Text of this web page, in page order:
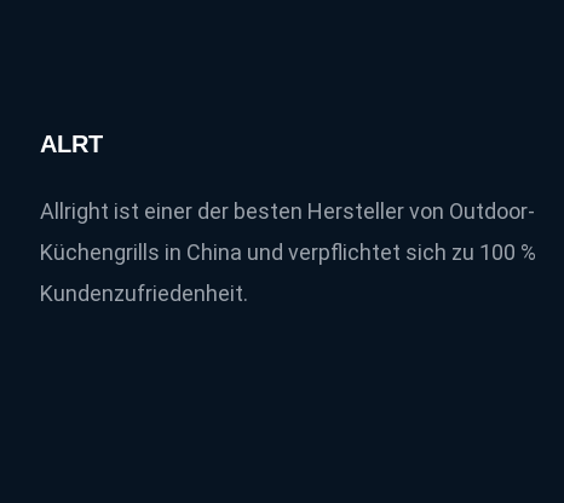
ALRT
Allright ist einer der besten Hersteller von Outdoor-
Küchengrills in China und verpflichtet sich zu 100 %
Kundenzufriedenheit.